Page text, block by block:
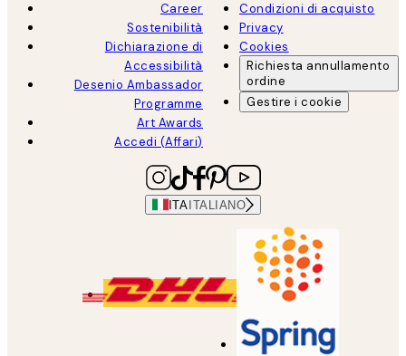
Career
Sostenibilità
Dichiarazione di
Accessibilità
Desenio Ambassador
Programme
Art Awards
Accedi (Affari)
Condizioni di acquisto
Privacy
Cookies
Richiesta annullamento
ordine
Gestire i cookie
ITAITALIANO